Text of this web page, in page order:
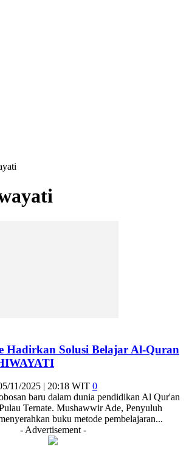
Hadirkan Solusi Belajar Al-Quran
11/2025 | 20:18 WIT 0
baru dalam dunia pendidikan Al Qur'an
Ternate. Mushawwir Ade, Penyuluh
buku metode pembelajaran...
- Advertisement -